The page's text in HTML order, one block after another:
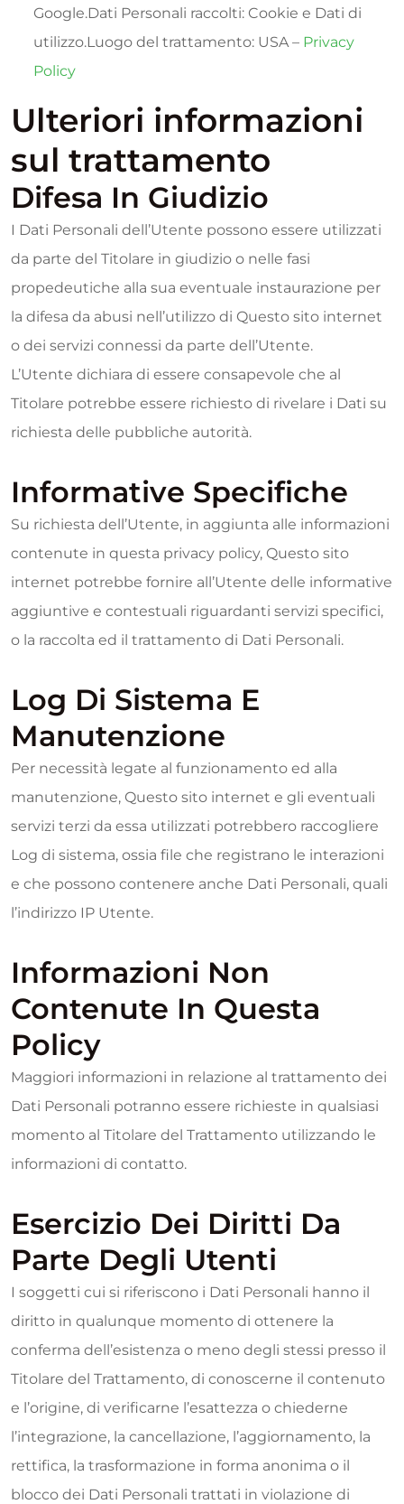
Google.Dati Personali raccolti: Cookie e Dati di
utilizzo.Luogo del trattamento: USA – Privacy
Policy
Ulteriori informazioni
sul trattamento
Difesa In Giudizio
I Dati Personali dell’Utente possono essere utilizzati
da parte del Titolare in giudizio o nelle fasi
propedeutiche alla sua eventuale instaurazione per
la difesa da abusi nell’utilizzo di Questo sito internet
o dei servizi connessi da parte dell’Utente.
L’Utente dichiara di essere consapevole che al
Titolare potrebbe essere richiesto di rivelare i Dati su
richiesta delle pubbliche autorità.
Informative Specifiche
Su richiesta dell’Utente, in aggiunta alle informazioni
contenute in questa privacy policy, Questo sito
internet potrebbe fornire all’Utente delle informative
aggiuntive e contestuali riguardanti servizi specifici,
o la raccolta ed il trattamento di Dati Personali.
Log Di Sistema E
Manutenzione
Per necessità legate al funzionamento ed alla
manutenzione, Questo sito internet e gli eventuali
servizi terzi da essa utilizzati potrebbero raccogliere
Log di sistema, ossia file che registrano le interazioni
e che possono contenere anche Dati Personali, quali
l’indirizzo IP Utente.
Informazioni Non
Contenute In Questa
Policy
Maggiori informazioni in relazione al trattamento dei
Dati Personali potranno essere richieste in qualsiasi
momento al Titolare del Trattamento utilizzando le
informazioni di contatto.
Esercizio Dei Diritti Da
Parte Degli Utenti
I soggetti cui si riferiscono i Dati Personali hanno il
diritto in qualunque momento di ottenere la
conferma dell’esistenza o meno degli stessi presso il
Titolare del Trattamento, di conoscerne il contenuto
e l’origine, di verificarne l’esattezza o chiederne
l’integrazione, la cancellazione, l’aggiornamento, la
rettifica, la trasformazione in forma anonima o il
blocco dei Dati Personali trattati in violazione di